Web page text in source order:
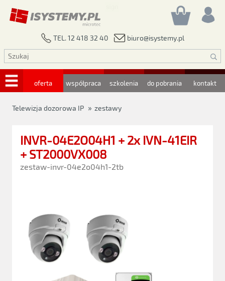
TEL. 12 418 32 40 biuro@isystemy.pl
oferta współpraca szkolenia do pobrania kontakt
Telewizja dozorowa IP » zestawy
INVR-04E2O04H1 + 2x IVN-41EIR
+ ST2000VX008
zestaw-invr-04e2o04h1-2tb